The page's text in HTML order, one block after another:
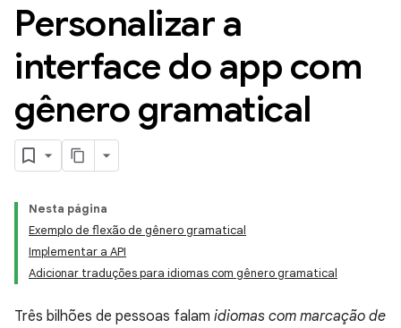
Personalizar a
interface do app com
gênero gramatical
Nesta página
Exemplo de flexão de gênero gramatical
Implementar a API
Adicionar traduções para idiomas com gênero gramatical
Três bilhões de pessoas falam idiomas com marcação de